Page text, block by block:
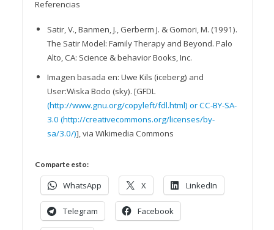
Referencias
Satir, V., Banmen, J., Gerberm J. & Gomori, M. (1991).
The Satir Model: Family Therapy and Beyond. Palo
Alto, CA: Science & behavior Books, Inc.
Imagen basada en: Uwe Kils (iceberg) and
User:Wiska Bodo (sky). [GFDL
(http://www.gnu.org/copyleft/fdl.html) or CC-BY-SA-
3.0 (http://creativecommons.org/licenses/by-
sa/3.0/)], via Wikimedia Commons
Comparte esto:
WhatsApp X LinkedIn
Telegram Facebook